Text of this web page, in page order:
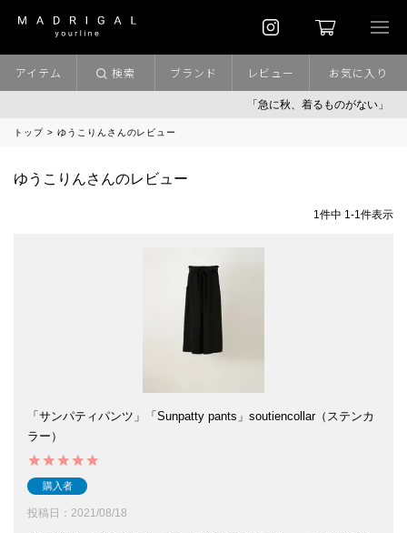
「急に秋、着るものがない」
アイテム 検索 ブランド レビュー お気に入り
トップ ゆうこりんさんのレビュー
ゆうこりんさんのレビュー
1件中 1-1件表示
「サンパティパンツ」「Sunpatty pants」soutiencollar（ステンカ
ラー）
購入者
投稿日 2021/08/18